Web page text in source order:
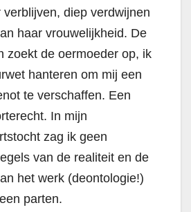
diep verdwijnen
haar vrouwelijkheid. De
zoekt de oermoeder op, ik
hanteren om mij een
te verschaffen. Een
In mijn
zag ik geen
van de realiteit en de
het werk (deontologie!)
parten.